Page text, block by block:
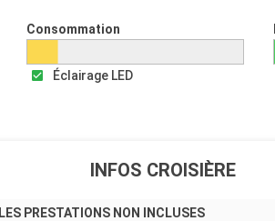
Consommation
Éclairage LED
INFOS CROISIÈRE
LES PRESTATIONS NON INCLUSES